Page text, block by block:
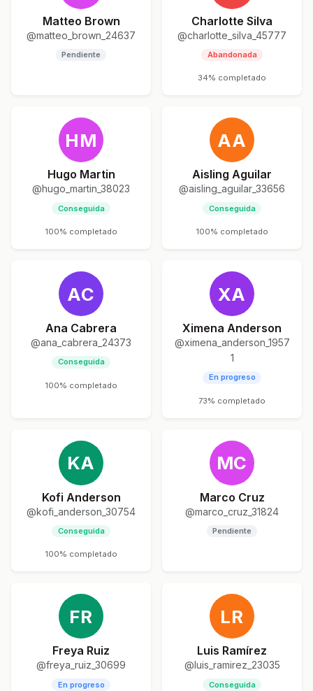
Matteo Brown
@matteo_brown_24637
Pendiente
Charlotte Silva
@charlotte_silva_45777
Abandonada
34% completado
HM
Hugo Martin
@hugo_martin_38023
Conseguida
100% completado
AA
Aisling Aguilar
@aisling_aguilar_33656
Conseguida
100% completado
AC
Ana Cabrera
@ana_cabrera_24373
Conseguida
100% completado
XA
Ximena Anderson
@ximena_anderson_1957
1
En progreso
73% completado
KA
Kofi Anderson
@kofi_anderson_30754
Conseguida
100% completado
MC
Marco Cruz
@marco_cruz_31824
Pendiente
FR
Freya Ruiz
@freya_ruiz_30699
En progreso
LR
Luis Ramírez
@luis_ramirez_23035
Conseguida